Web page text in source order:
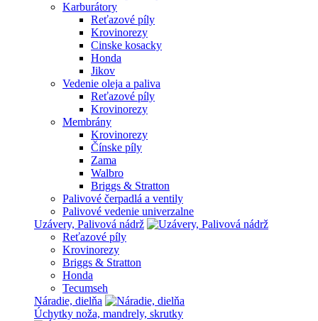
Karburátory
Reťazové píly
Krovinorezy
Cinske kosacky
Honda
Jikov
Vedenie oleja a paliva
Reťazové píly
Krovinorezy
Membrány
Krovinorezy
Čínske píly
Zama
Walbro
Briggs & Stratton
Palivové čerpadlá a ventily
Palivové vedenie univerzalne
Uzávery, Palivová nádrž
Reťazové píly
Krovinorezy
Briggs & Stratton
Honda
Tecumseh
Náradie, dielňa
Úchytky noža, mandrely, skrutky